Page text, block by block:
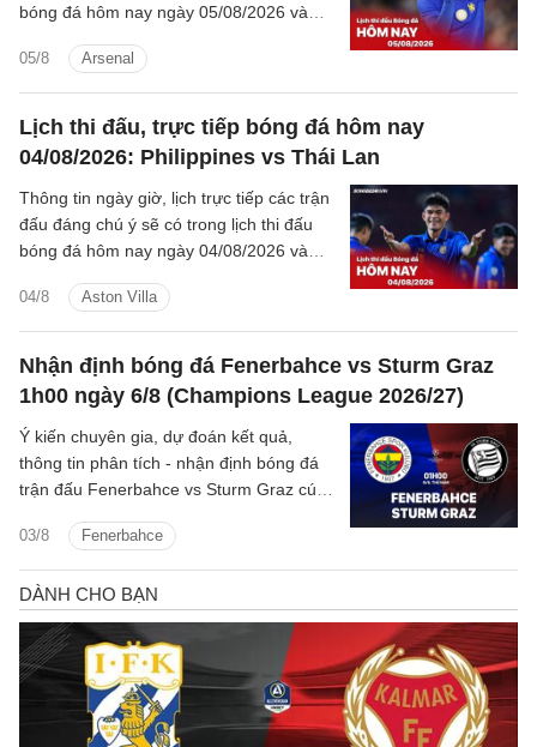
05/8 Arsenal
bóng đá hôm nay ngày 05/08/2026 và
tiếp.
Lịch thi đấu, trực tiếp bóng đá hôm nay
04/08/2026: Philippines vs Thái Lan
04/8 Aston Villa
Thông tin ngày giờ, lịch trực tiếp các trận
đấu đáng chú ý sẽ có trong lịch thi đấu
bóng đá hôm nay ngày 04/08/2026 và
tiếp.
Nhận định bóng đá Fenerbahce vs Sturm Graz
1h00 ngày 6/8 (Champions League 2026/27)
03/8 Fenerbahce
Ý kiến chuyên gia, dự đoán kết quả,
thông tin phân tích - nhận định bóng đá
trận đấu Fenerbahce vs Sturm Graz cúp
hôm nay.